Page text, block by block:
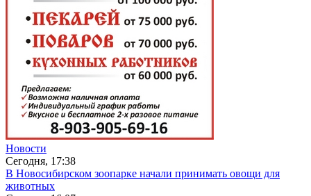
Новости
Сегодня, 17:38
В Новосибирском зоопарке начали принимать овощи для
животных